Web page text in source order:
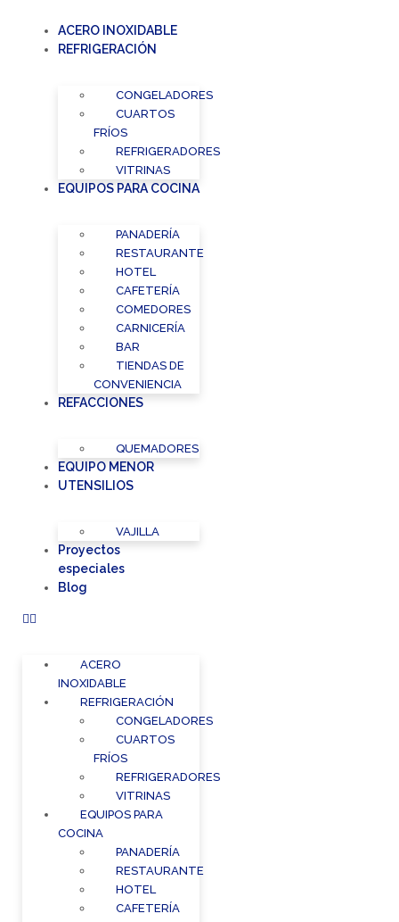
ACERO INOXIDABLE
REFRIGERACIÓN
CONGELADORES
CUARTOS
FRÍOS
REFRIGERADORES
VITRINAS
EQUIPOS PARA COCINA
PANADERÍA
RESTAURANTE
HOTEL
CAFETERÍA
COMEDORES
CARNICERÍA
BAR
TIENDAS DE
CONVENIENCIA
REFACCIONES
QUEMADORES
EQUIPO MENOR
UTENSILIOS
VAJILLA
Proyectos
especiales
Blog
ACERO
INOXIDABLE
REFRIGERACIÓN
CONGELADORES
CUARTOS
FRÍOS
REFRIGERADORES
VITRINAS
EQUIPOS PARA
COCINA
PANADERÍA
RESTAURANTE
HOTEL
CAFETERÍA